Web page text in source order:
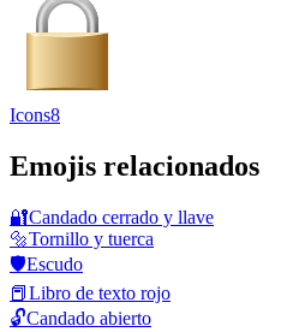
Icons8
Emojis relacionados
🔐Candado cerrado y llave
🔩Tornillo y tuerca
🛡️Escudo
📕 Libro de texto rojo
🔓Candado abierto